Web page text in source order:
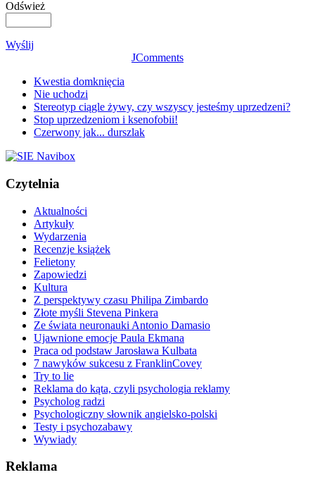
Odśwież
Wyślij
JComments
Kwestia domknięcia
Nie uchodzi
Stereotyp ciągle żywy, czy wszyscy jesteśmy uprzedzeni?
Stop uprzedzeniom i ksenofobii!
Czerwony jak... durszlak
Czytelnia
Aktualności
Artykuły
Wydarzenia
Recenzje książek
Felietony
Zapowiedzi
Kultura
Z perspektywy czasu Philipa Zimbardo
Złote myśli Stevena Pinkera
Ze świata neuronauki Antonio Damasio
Ujawnione emocje Paula Ekmana
Praca od podstaw Jarosława Kulbata
7 nawyków sukcesu z FranklinCovey
Try to lie
Reklama do kąta, czyli psychologia reklamy
Psycholog radzi
Psychologiczny słownik angielsko-polski
Testy i psychozabawy
Wywiady
Reklama